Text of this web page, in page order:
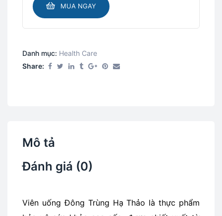
MUA NGAY
Danh mục: Health Care​
Share:
Mô tả
Đánh giá (0)
Viên uống Đông Trùng Hạ Thảo là thực phẩm